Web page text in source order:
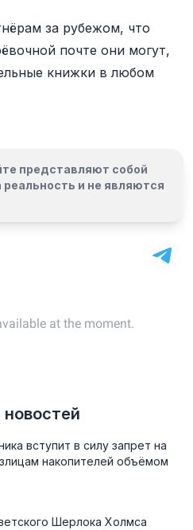
за рубежом, что
почте они могут,
книжки в любом
представляют собой
и не являются
вступит в силу запрет на
накопителей объёмом
Шерлока Холмса